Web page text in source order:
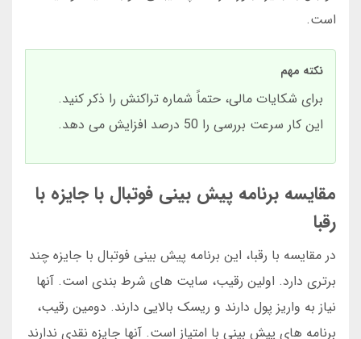
است.
نکته مهم
برای شکایات مالی، حتماً شماره تراکنش را ذکر کنید.
این کار سرعت بررسی را 50 درصد افزایش می دهد.
مقایسه برنامه پیش بینی فوتبال با جایزه با
رقبا
در مقایسه با رقبا، این برنامه پیش بینی فوتبال با جایزه چند
برتری دارد. اولین رقیب، سایت های شرط بندی است. آنها
نیاز به واریز پول دارند و ریسک بالایی دارند. دومین رقیب،
برنامه های پیش بینی با امتیاز است. آنها جایزه نقدی ندارند